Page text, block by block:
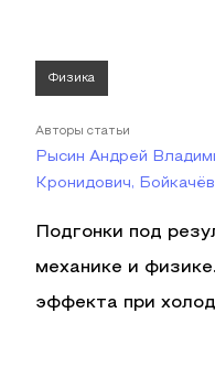
Физика
Авторы статьи
Рысин Андрей
Кронидович,
Подгонки под
механике и
эффекта при